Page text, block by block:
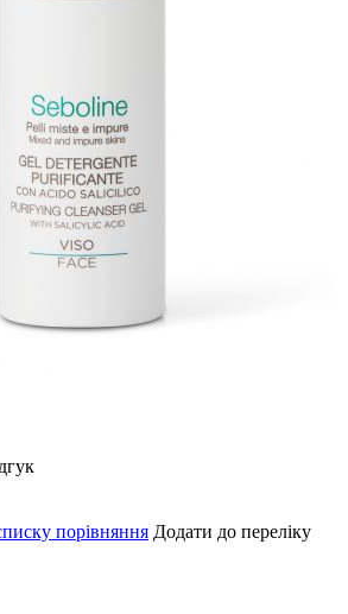
порівняння Додати до переліку